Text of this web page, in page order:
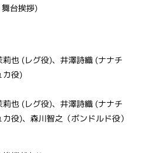
台挨拶)
也 (レグ役)、井澤詩織 (ナナチ
カ役)
也 (レグ役)、井澤詩織 (ナナチ
役)、森川智之（ボンドルド役）